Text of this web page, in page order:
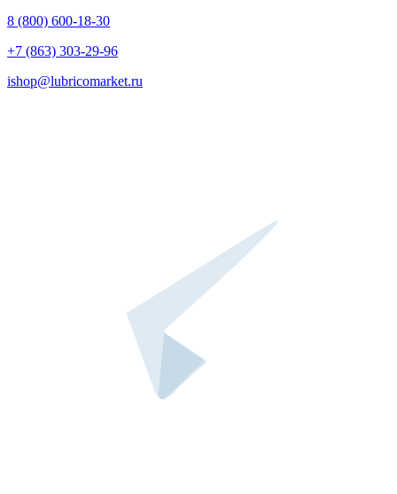
8 (800) 600-18-30
+7 (863) 303-29-96
ishop@lubricomarket.ru